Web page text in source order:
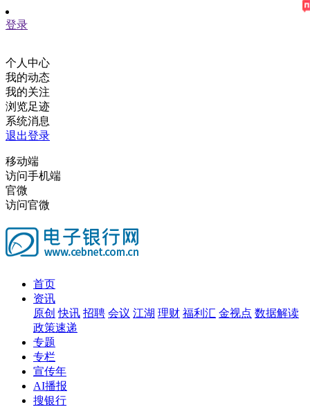
登录
个人中心
我的动态
我的关注
浏览足迹
系统消息
退出登录
移动端
访问手机端
官微
访问官微
首页
资讯
原创 快讯 招聘 会议 江湖 理财 福利汇 金视点 数据解读
政策速递
专题
专栏
宣传年
AI播报
搜银行